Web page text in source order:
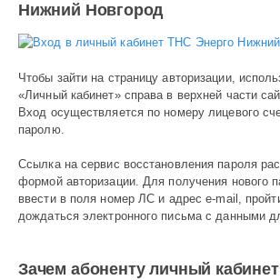
Нижний Новгород
Чтобы зайти на страницу авторизации,
«Личный кабинет» справа в верхней части
Вход осуществляется по номеру лицевого
паролю.
Ссылка на сервис восстановления пароля
формой авторизации. Для получения нового
ввести в поля номер ЛС и адрес e-mail,
дождаться электронного письма с данными
Зачем абоненту личный